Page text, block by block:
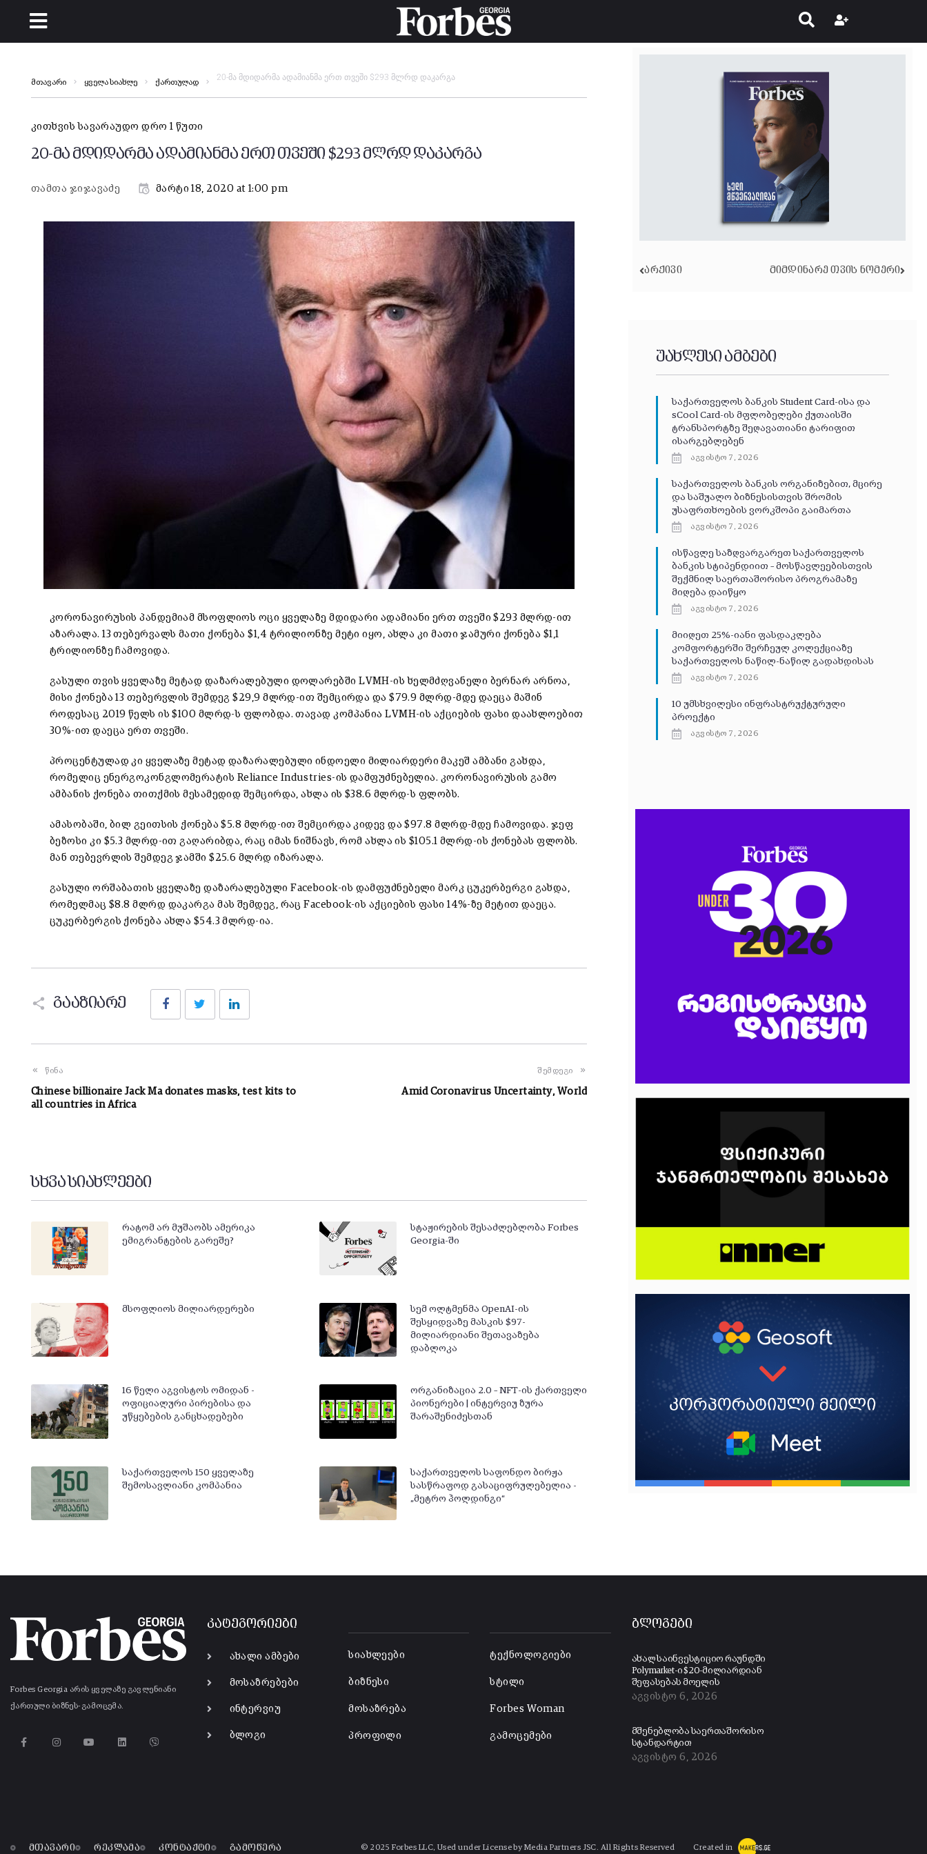
მთავარი ყველა სიახლე ქართულად
20-მა მდიდარმა ადამიანმა ერთ თვეში $293 მლრდ დაკარგა
კითხვის სავარაუდო დრო 1 წუთი
20-მა მდიდარმა ადამიანმა ერთ თვეში $293 მლრდ დაკარგა
თამთა ჯიჯავაძე მარტი 18, 2020 at 1:00 pm
კორონავირუსის პანდემიამ მსოფლიოს ოცი ყველაზე მდიდარი ადამიანი ერთ თვეში $293 მლრდ-ით
აზარალა. 13 თებერვალს მათი ქონება $1,4 ტრილიონზე მეტი იყო, ახლა კი მათი ჯამური ქონება $1,1
ტრილიონზე ჩამოვიდა.
გასული თვის ყველაზე მეტად დაზარალებული დოლარებში LVMH-ის ხელმძღვანელი ბერნარ არნოა,
მისი ქონება 13 თებერვლის შემდეგ $29,9 მლრდ-ით შემცირდა და $79.9 მლრდ-მდე დაეცა მაშინ
როდესაც 2019 წელს ის $100 მლრდ-ს ფლობდა. თავად კომპანია LVMH-ის აქციების ფასი დაახლოებით
30%-ით დაეცა ერთ თვეში.
პროცენტულად კი ყველაზე მეტად დაზარალებული ინდოელი მილიარდერი მაკეშ ამბანი გახდა,
რომელიც ენერგოკონგლომერატის Reliance Industries-ის დამფუძნებელია. კორონავირუსის გამო
ამბანის ქონება თითქმის მესამედიდ შემცირდა, ახლა ის $38.6 მლრდ-ს ფლობს.
ამასობაში, ბილ გეითსის ქონება $5.8 მლრდ-ით შემცირდა კიდევ და $97.8 მლრდ-მდე ჩამოვიდა. ჯეფ
ბეზოსი კი $5.3 მლრდ-ით გაღარიბდა, რაც იმას ნიშნავს, რომ ახლა ის $105.1 მლრდ-ის ქონებას ფლობს.
მან თებევრლის შემდეგ ჯამში $25.6 მლრდ იზარალა.
გასული ორშაბათის ყველაზე დაზარალებული Facebook-ის დამფუძნებელი მარკ ცუკერბერგი გახდა,
რომელმაც $8.8 მლრდ დაკარგა მას შემდეგ, რაც Facebook-ის აქციების ფასი 14%-ზე მეტით დაეცა.
ცუკერბერგის ქონება ახლა $54.3 მლრდ-ია.
გააზიარე
FacebookTwitter
წინა
Chinese billionaire Jack Ma donates masks, test kits to
all countries in Africa
შემდეგი
Amid Coronavirus Uncertainty, World
სხვა სიახლეები
რატომ არ მუშაობს ამერიკა
ემიგრანტების გარეშე?
სტაჟირების შესაძლებლობა Forbes
Georgia-ში
მსოფლიოს მილიარდერები
სემ ოლტმენმა OpenAI-ის
შესყიდვაზე მასკის $97-
მილიარდიანი შეთავაზება
დაბლოკა
16 წელი აგვისტოს ომიდან -
ოფიციალური პირებისა და
უწყებების განცხადებები
ორგანიზაცია 2.0 – NFT-ის ქართველი
პიონერები | ინტერვიუ ზურა
შარაშენიძესთან
საქართველოს 150 ყველაზე
შემოსავლიანი კომპანია
საქართველოს საფონდო ბირჟა
სასწრაფოდ გასაციფრულებელია -
„მეტრო ჰოლდინგი“
ᲐᲠᲥᲘᲕᲘ ᲛᲘᲛᲓᲘᲜᲐᲠᲔ ᲗᲕᲘᲡ ᲜᲝᲛᲔᲠᲘ
უახლესი ამბები
საქართველოს ბანკის Student Card-ისა და
sCool Card-ის მფლობელები ქუთაისში
ტრანსპორტზე შეღავათიანი ტარიფით
ისარგებლებენ
აგვისტო 7, 2026
საქართველოს ბანკის ორგანიზებით, მცირე
და საშუალო ბიზნესისთვის შრომის
უსაფრთხოების ვორკშოპი გაიმართა
აგვისტო 7, 2026
ისწავლე საზღვარგარეთ საქართველოს
ბანკის სტიპენდიით – მოსწავლეებისთვის
შექმნილ საერთაშორისო პროგრამაზე
მიღება დაიწყო
აგვისტო 7, 2026
მიიღეთ 25%-იანი ფასდაკლება
კომფორტერში შერჩეულ კოლექციაზე
საქართველოს ნაწილ-ნაწილ გადახდისას
აგვისტო 7, 2026
10 უმსხვილესი ინფრასტრუქტურული
პროექტი
აგვისტო 7, 2026
Forbes Georgia არის ყველაზე გავლენიანი
ქართული ბიზნეს-გამოცემა.
კატეგორიები
ახალი ამბები
მოსაზრებები
ინტერვიუ
ბლოგი
სიახლეები
ბიზნესი
მოსაზრება
პროფილი
ტექნოლოგიები
სტილი
Forbes Woman
გამოცემები
ბლოგები
ახალ საინვესტიციო რაუნდში
Polymarket-ი $20-მილიარდიან
შეფასებას მოელის
აგვისტო 6, 2026
მშენებლობა საერთაშორისო
სტანდარტით
აგვისტო 6, 2026
მთავარი რეკლამა კონტაქტი გამოწერა © 2025 Forbes LLC, Used under License by Media Partners JSC. All Rights Reserved Created in